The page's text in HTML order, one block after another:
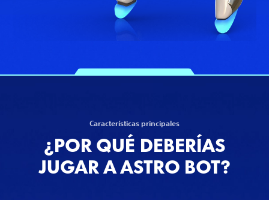
Características principales
¿POR QUÉ DEBERÍAS
JUGAR A ASTRO BOT?